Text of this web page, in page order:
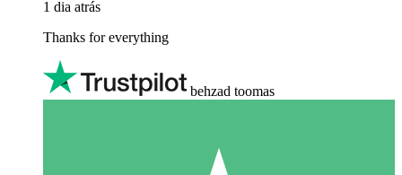
1 dia atrás
Thanks for everything
behzad toomas